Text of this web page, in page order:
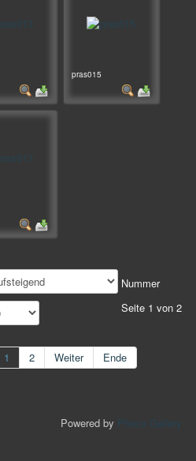
pras015
Nummer
Seite 1 von 2
1 2 Weiter Ende
Powered by Phoca Gallery